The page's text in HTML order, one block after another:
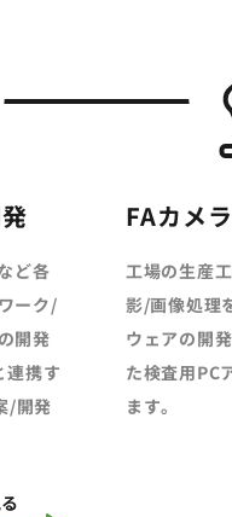
ど各
ーク/
開発
連携す
/開発
FAカメ
工場の生産
影/画像処理
ウェアの開
た検査用PC
ます。